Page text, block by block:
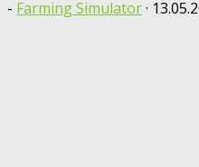
- Farming Simulator·